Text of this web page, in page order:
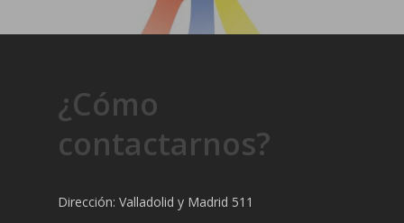
¿Cómo
contactarnos?
Dirección: Valladolid y Madrid 511